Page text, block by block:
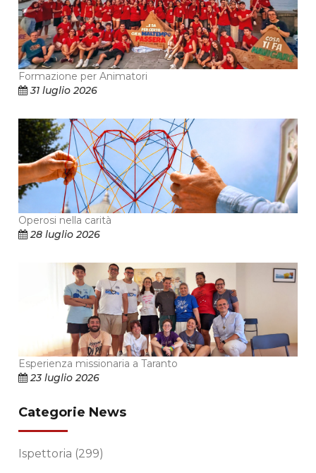
Formazione per Animatori
31 luglio 2026
Operosi nella carità
28 luglio 2026
Esperienza missionaria a Taranto
23 luglio 2026
Categorie News
Ispettoria (299)